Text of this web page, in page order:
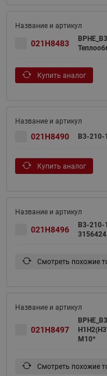
021H8483
Купить аналог
021H8490 B3-210-
Купить аналог
021H8496
B3-210-
Смотреть похожие
021H8497
M10*
Смотреть похожие